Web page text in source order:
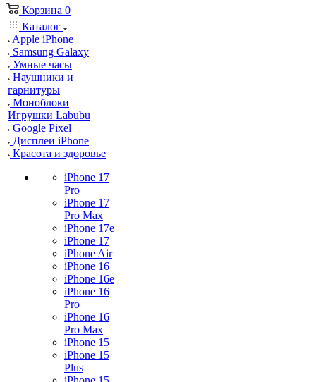
Корзина 0
Каталог
Apple iPhone
Samsung Galaxy
Умные часы
Наушники и
гарнитуры
Моноблоки
Игрушки Labubu
Google Pixel
Дисплеи iPhone
Красота и здоровье
iPhone 17
Pro
iPhone 17
Pro Max
iPhone 17e
iPhone 17
iPhone Air
iPhone 16
iPhone 16e
iPhone 16
Pro
iPhone 16
Pro Max
iPhone 15
iPhone 15
Plus